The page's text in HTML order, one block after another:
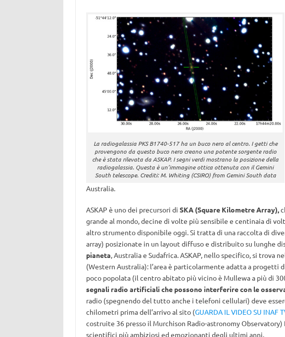
La radiogalassia PKS B1740-517 ha un buco nero al centro. I getti che
provengono da questo buco nero creano una potente sorgente radio
che è stata rilevata da ASKAP. I segni verdi mostrano la posizione della
radiogalassia. Questa è un’immagine ottica ottenuta con il Gemini
South telescope. Crediti: M. Whiting (CSIRO) from Gemini South data
Australia.
ASKAP è uno dei precursori di SKA (Square Kilometre Array),
grande al mondo, decine di volte più sensibile e centinaia di
altro strumento disponibile oggi. Si tratta di una raccolta di
array) posizionate in un layout diffuso e distribuito su lunghe
pianeta, Australia e Sudafrica. ASKAP, nello specifico, si trova
(Western Australia): l’area è particolarmente adatta a progetti
poco popolata (il centro abitato più vicino è Mullewa a più di
segnali radio artificiali che possono interferire con le
radio (spegnendo del tutto anche i telefoni cellulari) deve
chilometri prima dell’arrivo al sito (GUARDA IL VIDEO SU INAF
costruite 36 presso il Murchison Radio-astronomy
scientifici più ambiziosi ed emozionanti degli ultimi anni.